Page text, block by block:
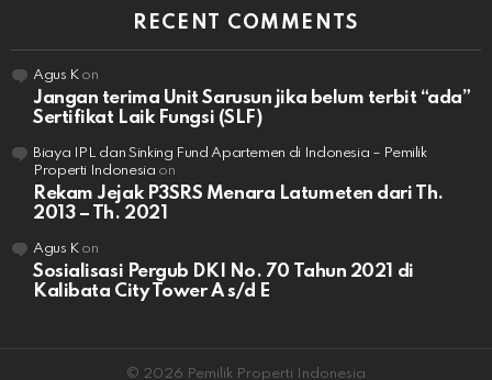
RECENT COMMENTS
Agus Kon
Jangan terima Unit Sarusun jika belum terbit “ada”
Sertifikat Laik Fungsi (SLF)
Biaya IPL dan Sinking Fund Apartemen di Indonesia – Pemilik
Properti Indonesia on
Rekam Jejak P3SRS Menara Latumeten dari Th.
2013 – Th. 2021
Agus Kon
Sosialisasi Pergub DKI No. 70 Tahun 2021 di
Kalibata City Tower A s/d E
© 2026 Pemilik Properti Indonesia